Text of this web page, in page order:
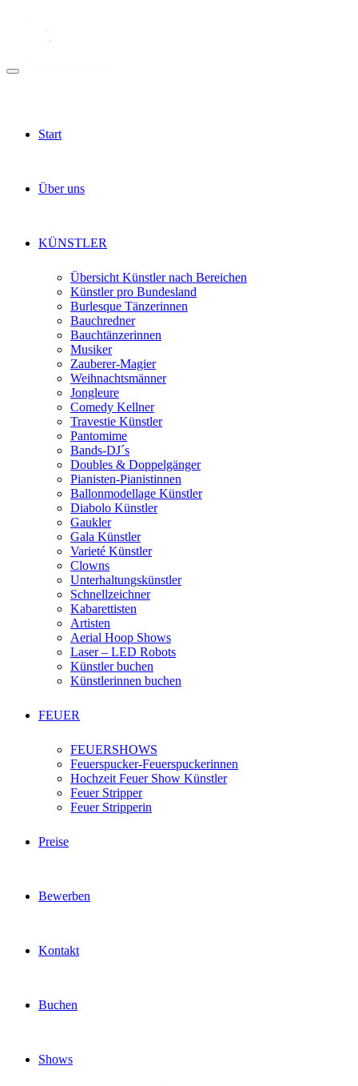
Start
Über uns
KÜNSTLER
Übersicht Künstler nach Bereichen
Künstler pro Bundesland
Burlesque Tänzerinnen
Bauchredner
Bauchtänzerinnen
Musiker
Zauberer-Magier
Weihnachtsmänner
Jongleure
Comedy Kellner
Travestie Künstler
Pantomime
Bands-DJ´s
Doubles & Doppelgänger
Pianisten-Pianistinnen
Ballonmodellage Künstler
Diabolo Künstler
Gaukler
Gala Künstler
Varieté Künstler
Clowns
Unterhaltungskünstler
Schnellzeichner
Kabarettisten
Artisten
Aerial Hoop Shows
Laser – LED Robots
Künstler buchen
Künstlerinnen buchen
FEUER
FEUERSHOWS
Feuerspucker-Feuerspuckerinnen
Hochzeit Feuer Show Künstler
Feuer Stripper
Feuer Stripperin
Preise
Bewerben
Kontakt
Buchen
Shows